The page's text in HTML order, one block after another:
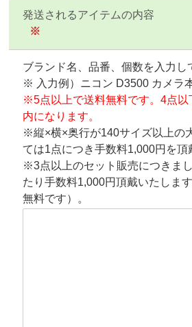
発送されるアイテムの内容
※
ブランド名、品番、個数を入力し
※ 入力例）ニコン D3500 カメラ
※5点以上で送料無料です。4点以
内になります。
※縦×横×奥行が140サイズ以上の
ては1点につき手数料1,000円を頂
※3点以上のセット販売につきま
たり手数料1,000円頂戴いたしま
無料です）。